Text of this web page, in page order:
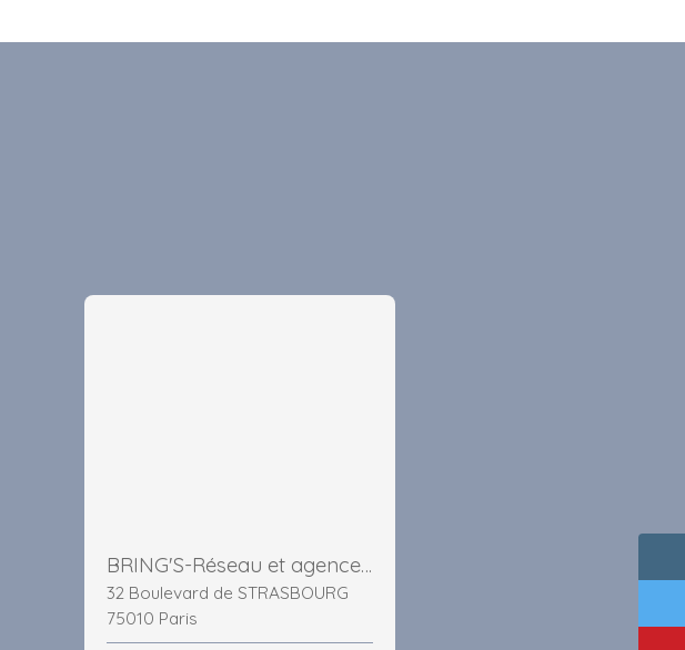
BRING'S-Réseau et agence immobilière Paris
32 Boulevard de STRASBOURG
75010 Paris